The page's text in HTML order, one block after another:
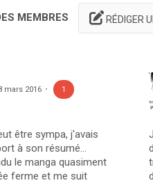
MEMBRES RÉDIGER
mars 2016 1
être sympa, j'avais
à son résumé...
le manga quasiment
ferme et me suit